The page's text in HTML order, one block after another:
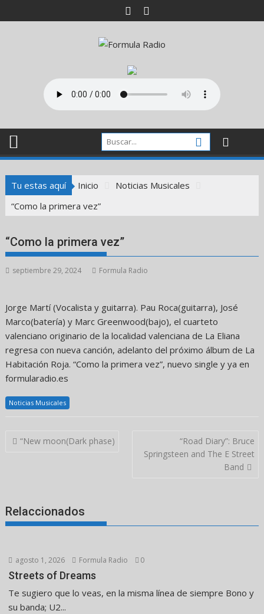
al
Tu estas aquí Inicio
Noticias Musicales
“Como la primera vez”
“Como la primera vez”
septiembre 29, 2024 Formula Radio
Jorge Martí (Vocalista y guitarra). Pau Roca(guitarra), José
Marco(batería) y Marc Greenwood(bajo), el cuarteto
valenciano originario de la localidad valenciana de La Eliana
regresa con nueva canción, adelanto del próximo álbum de La
Habitación Roja. “Como la primera vez”, nuevo single y ya en
formularadio.es
Noticias Musicales
Navegación
“New moon(Dark phase)
“Road Diary”: Bruce
Springsteen and The E Street
Band
Relaccionados
agosto 1, 2026 Formula Radio 0
Streets of Dreams
Te sugiero que lo veas, en la misma línea de siempre Bono y
su banda; U2...